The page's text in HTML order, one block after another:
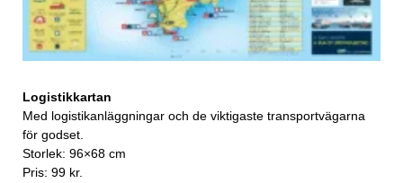
Logistikkartan
Med logistikanläggningar och de viktigaste transportvägarna
för godset.
Storlek: 96×68 cm
Pris: 99 kr.